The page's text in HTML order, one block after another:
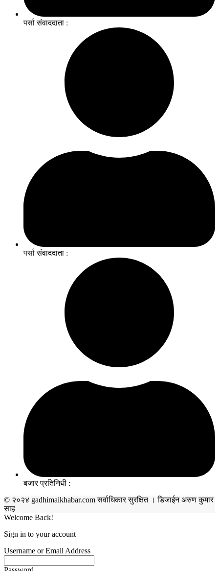
पर्सा संवाददाता :
पर्सा संवाददाता :
बजार प्रतिनिधी :
© २०२४ gadhimaikhabar.com सर्वाधिकार सुरक्षित । डिजाईन अरुण कुमार
साह
Welcome Back!
Sign in to your account
Username or Email Address